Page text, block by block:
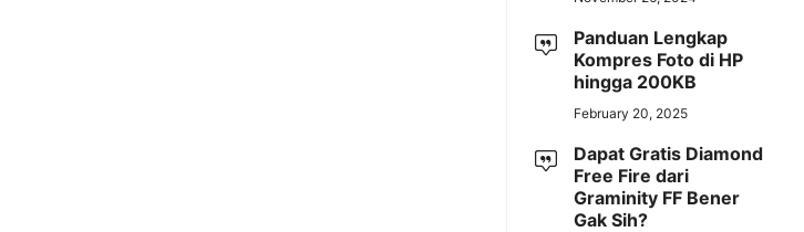
Panduan Lengkap
Kompres Foto di HP
hingga 200KB
February 20, 2025
Dapat Gratis Diamond
Free Fire dari
Graminity FF Bener
Gak Sih?